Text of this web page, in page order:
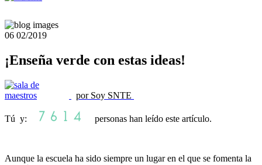
06 02/2019
¡Enseña verde con estas ideas!
por Soy SNTE
Tú y: personas han leído este artículo.
Aunque la escuela ha sido siempre un lugar en el que se fomenta la